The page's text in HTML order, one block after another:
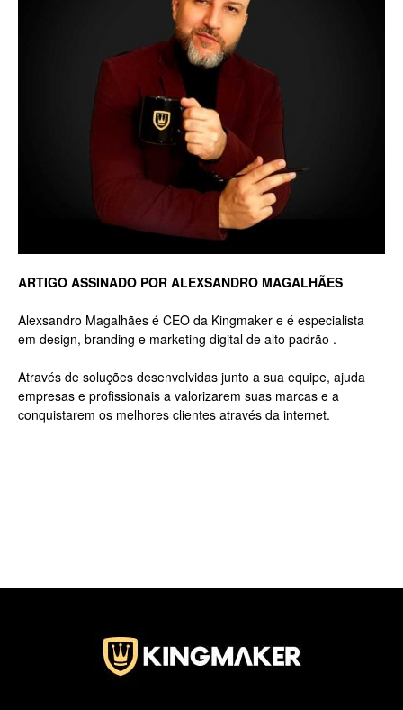
na
Rua
Haddock
Jardins
ARTIGO ASSINADO POR ALEXSANDRO MAGALHÃES
Alexsandro Magalhães é CEO da Kingmaker e é especialista
em design, branding e marketing digital de alto padrão .
Através de soluções desenvolvidas junto a sua equipe, ajuda
empresas e profissionais a valorizarem suas marcas e a
conquistarem os melhores clientes através da internet.